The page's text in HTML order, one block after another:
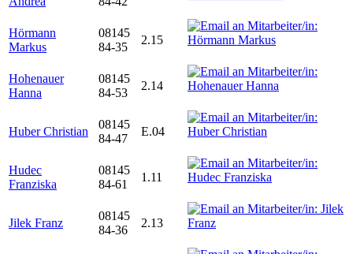
Hörmann
Markus
08145
84-35
2.15
Hohenauer
Hanna
08145
84-53
2.14
Huber Christian
08145
84-47
E.04
Hudec
Franziska
08145
84-61
1.11
Jilek Franz
08145
84-36
2.13